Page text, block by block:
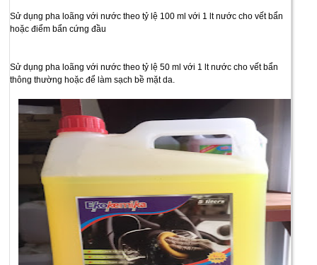
Sử dụng pha loãng với nước theo tỷ lệ 100 ml với 1 lt nước cho vết bẩn
hoặc điểm bẩn cứng đầu
Sử dụng pha loãng với nước theo tỷ lệ 50 ml với 1 lt nước cho vết bẩn
thông thường hoặc để làm sạch bề mặt da.